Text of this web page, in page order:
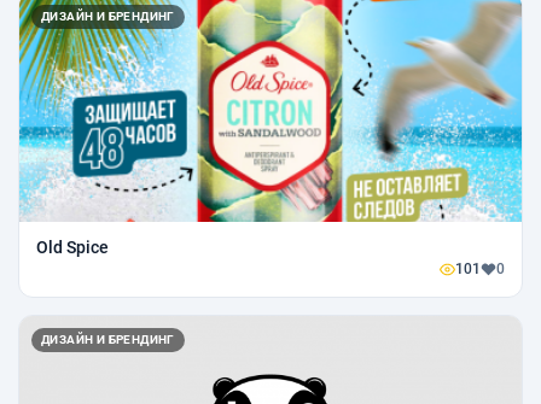
ДИЗАЙН И БРЕНДИНГ
Old Spice
101 0
ДИЗАЙН И БРЕНДИНГ